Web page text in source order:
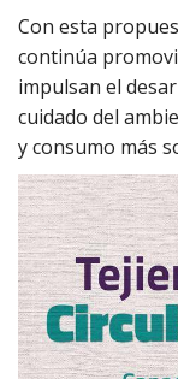
Con esta
continúa
impulsan el
cuidado del
y consumo más